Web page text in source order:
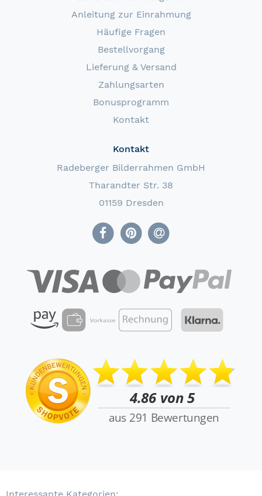
Anleitung zur Einrahmung
Häufige Fragen
Bestellvorgang
Lieferung & Versand
Zahlungsarten
Bonusprogramm
Kontakt
Kontakt
Radeberger Bilderrahmen GmbH
Tharandter Str. 38
01159 Dresden